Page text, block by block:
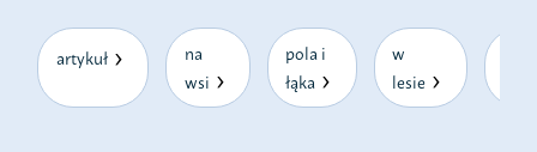
artykuł
na
wsi
pola i
łąka
w
lesie